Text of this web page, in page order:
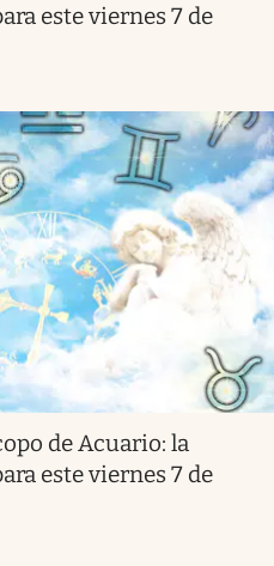
este viernes 7 de
de Acuario: la
este viernes 7 de